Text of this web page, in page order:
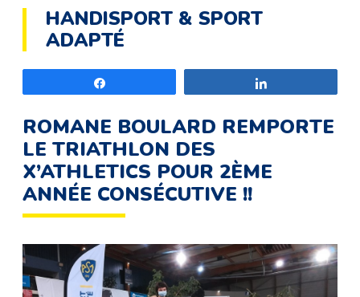
HANDISPORT & SPORT
ADAPTÉ
ROMANE BOULARD REMPORTE
LE TRIATHLON DES
X’ATHLETICS POUR 2ÈME
ANNÉE CONSÉCUTIVE !!